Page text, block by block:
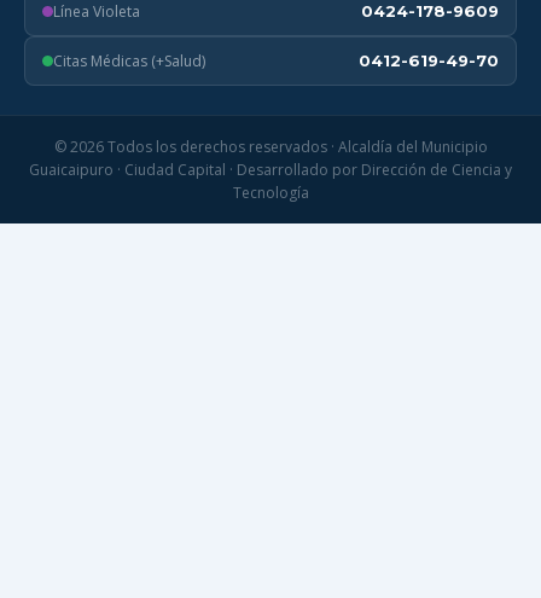
Línea Violeta 0424-178-9609
Citas Médicas (+Salud) 0412-619-49-70
© 2026 Todos los derechos reservados · Alcaldía del Municipio
Guaicaipuro · Ciudad Capital · Desarrollado por Dirección de Ciencia y
Tecnología